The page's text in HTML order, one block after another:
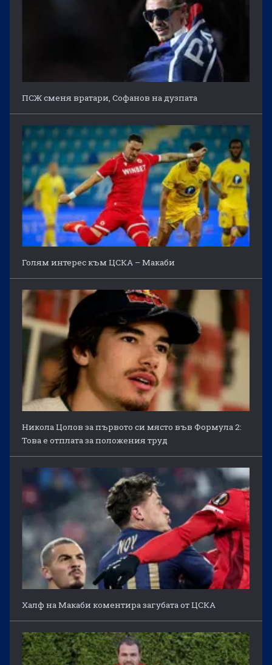
ПСЖ сменя вратари, Софанов на дузпата
Голям интерес към ЦСКА – Макаби
Никола Цолов за първото си място във Формула 2:
Това е отплата за положения труд
Халф на Макаби коментира загубата от ЦСКА